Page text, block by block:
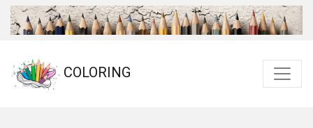
COLORING